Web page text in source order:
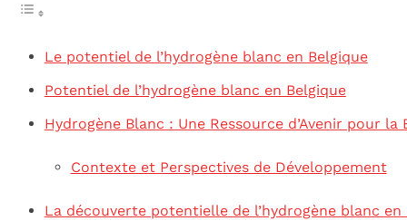
Le potentiel de l’hydrogène blanc en Belgique
Potentiel de l’hydrogène blanc en Belgique
Hydrogène Blanc : Une Ressource d’Avenir pour la
Contexte et Perspectives de Développement
La découverte potentielle de l’hydrogène blanc en